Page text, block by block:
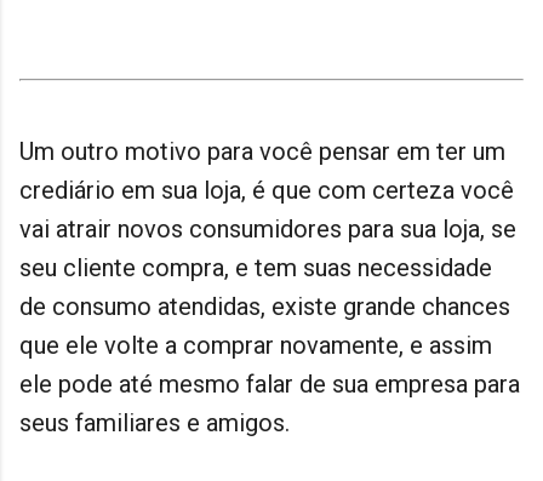
Um outro motivo para você pensar em ter um
crediário em sua loja, é que com certeza você
vai atrair novos consumidores para sua loja, se
seu cliente compra, e tem suas necessidade
de consumo atendidas, existe grande chances
que ele volte a comprar novamente, e assim
ele pode até mesmo falar de sua empresa para
seus familiares e amigos.